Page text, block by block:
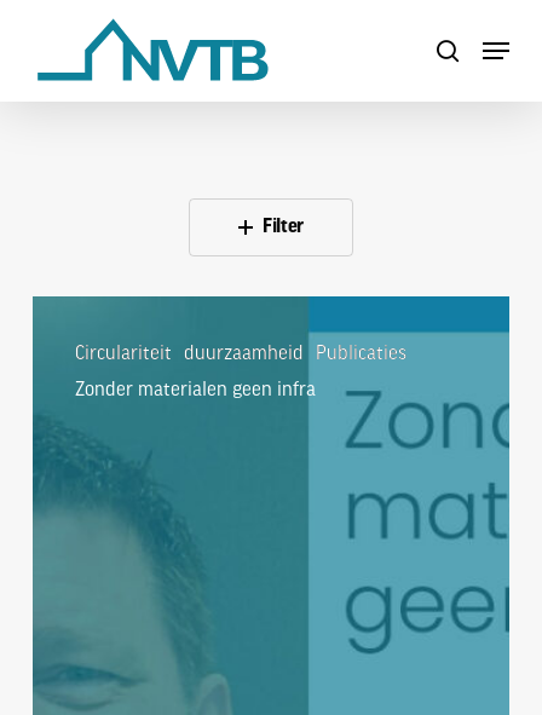
search
Menu
Filter
materialenCirculariteit duurzaamheid
Publicaties
Zonder materialen geen infra